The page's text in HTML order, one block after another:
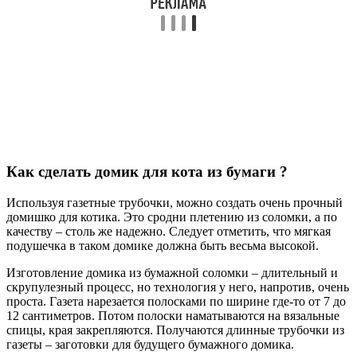
Как сделать домик для кота из бумаги ?
Используя газетные трубочки, можно создать очень прочный
домишко для котика. Это сродни плетению из соломки, а по
качеству – столь же надежно. Следует отметить, что мягкая
подушечка в таком домике должна быть весьма высокой.
Изготовление домика из бумажной соломки – длительный и
скрупулезный процесс, но технология у него, напротив, очень
проста. Газета нарезается полосками по ширине где-то от 7 до
12 сантиметров. Потом полоски наматываются на вязальные
спицы, края закрепляются. Получаются длинные трубочки из
газеты – заготовки для будущего бумажного домика.